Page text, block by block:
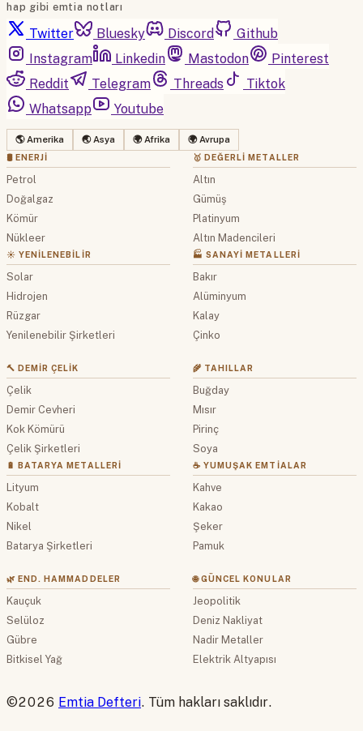
hap gibi emtia notları
Twitter Bluesky Discord
Github
Instagram
Linkedin Mastodon
Pinterest
Reddit
Telegram Threads
Tiktok
Whatsapp
Youtube
🌎 Amerika 🌏 Asya 🌍 Afrika 🌍 Avrupa
🛢 ENERJI
Petrol
Doğalgaz
Kömür
Nükleer
☀️ YENILENEBILIR
Solar
Hidrojen
Rüzgar
Yenilenebilir Şirketleri
🥇 DEĞERLI METALLER
Altın
Gümüş
Platinyum
Altın Madencileri
🏭 SANAYI METALLERI
Bakır
Alüminyum
Kalay
Çinko
🔨 DEMIR ÇELIK
Çelik
Demir Cevheri
Kok Kömürü
Çelik Şirketleri
🔋 BATARYA METALLERI
Lityum
Kobalt
Nikel
Batarya Şirketleri
🌾 TAHILLAR
Buğday
Mısır
Pirinç
Soya
☕ YUMUŞAK EMTIALAR
Kahve
Kakao
Şeker
Pamuk
🌿 END. HAMMADDELER
Kauçuk
Selüloz
Gübre
Bitkisel Yağ
🌐 GÜNCEL KONULAR
Jeopolitik
Deniz Nakliyat
Nadir Metaller
Elektrik Altyapısı
©2026 Emtia Defteri. Tüm hakları saklıdır.